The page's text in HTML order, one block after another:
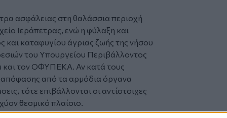
ασφάλειας στη θαλάσσια περιοχή
Ιεράπετρας, ενώ η φύλαξη και
καταφυγίου άγριας ζωής της νήσου
του Υπουργείου Περιβάλλοντος
και τον ΟΦΥΠΕΚΑ. Αν κατά τους
απόφασης από τα αρμόδια όργανα
τότε επιβάλλονται οι αντίστοιχες
θεσμικό πλαίσιο.